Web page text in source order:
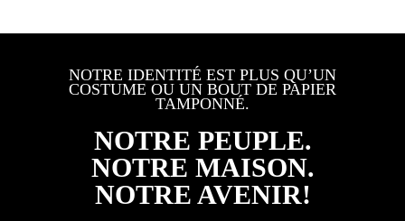
NOTRE IDENTITÉ EST PLUS QU’UN
COSTUME OU UN BOUT DE PAPIER
TAMPONNÉ.
NOTRE PEUPLE.
NOTRE MAISON.
NOTRE AVENIR!